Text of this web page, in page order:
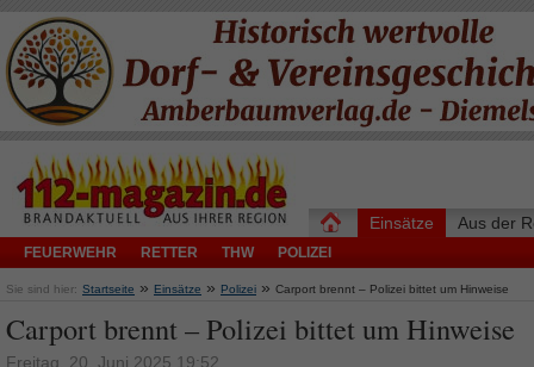
Einsätze
FEUERWEHR RETTER THW POLIZEI
Aus der
Sie sind hier: Startseite » Einsätze » Polizei » Carport brennt – Polizei bittet um Hinweise
Carport brennt – Polizei bittet um Hinweise
Freitag, 20. Juni 2025 19:52